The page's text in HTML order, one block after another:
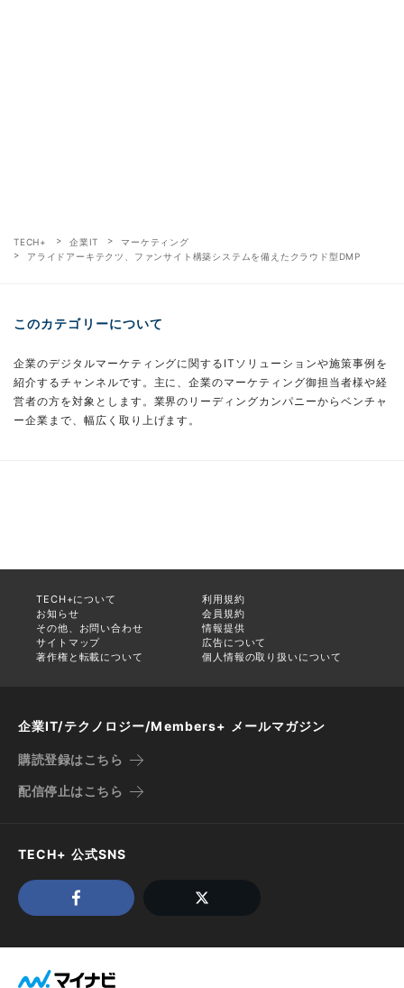
TECH+ 企業IT
マーケティング
アライドアーキテクツ、ファンサイト構築システムを備えたクラウド型DMP
このカテゴリーについて
企業のデジタルマーケティングに関するITソリューションや施策事例を
紹介するチャンネルです。主に、企業のマーケティング御担当者様や経
営者の方を対象とします。業界のリーディングカンパニーからベンチャ
ー企業まで、幅広く取り上げます。
TECH+について
利用規約
お知らせ
会員規約
その他、お問い合わせ
情報提供
サイトマップ
広告について
著作権と転載について
個人情報の取り扱いについて
企業IT/テクノロジー/Members+ メールマガジン
購読登録はこちら
配信停止はこちら
TECH+ 公式SNS